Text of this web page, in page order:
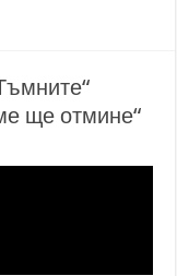
ще отмине“